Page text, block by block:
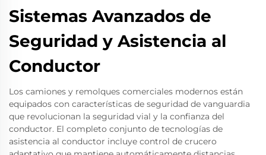
Sistemas Avanzados de
Seguridad y Asistencia al
Conductor
Los camiones y remolques comerciales modernos están
equipados con características de seguridad de vanguardia
que revolucionan la seguridad vial y la confianza del
conductor. El completo conjunto de tecnologías de
asistencia al conductor incluye control de crucero